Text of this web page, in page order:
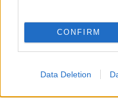
CONFIRM
Data Deletion
Δείτε τα
από την